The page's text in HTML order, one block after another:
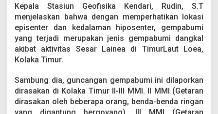
l
t
i
m
,
T
B
e
r
Kepala Stasiun Geofisika Kendari, Rudin, S.T
menjelaskan bahwa dengan memperhatikan lokasi
episenter dan kedalaman hiposenter, gempabumi
yang terjadi merupakan jenis gempabumi dangkal
akibat aktivitas Sesar Lainea di TimurLaut Loea,
Kolaka Timur.
Sambung dia, guncangan gempabumi ini dilaporkan
dirasakan di Kolaka Timur II-III MMI. II MMI (Getaran
dirasakan oleh beberapa orang, benda-benda ringan